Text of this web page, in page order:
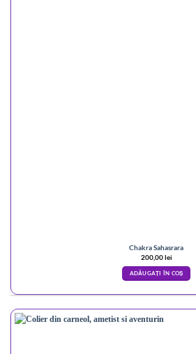
Chakra Sahasrara
200,00lei
ADĂUGAȚI ÎN COȘ